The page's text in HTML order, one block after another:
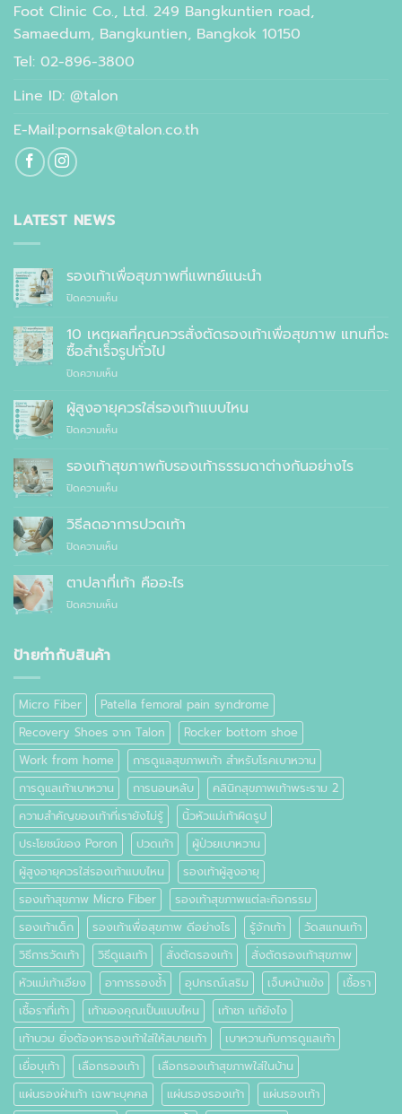
Foot Clinic Co., Ltd. 249 Bangkuntien road,
Samaedum, Bangkuntien, Bangkok 10150
Tel: 02-896-3800
Line ID: @talon
E-Mail:pornsak@talon.co.th
LATEST NEWS
รองเท้าเพื่อสุขภาพที่แพทย์แนะนำ
ปิดความเห็นบน
เพื่อ
สุขภาพ
ที่
แพทย์
10 เหตุผลที่คุณควรสั่งตัดรองเท้าเพื่อสุขภาพ แทนที่จะ
ซื้อสำเร็จรูปทั่วไป
ปิดความเห็นบน
เหตุผล
คุณ
สั่ง
ตัด
รองเท้า
สุขภาพ
สำเร็จรูป
ทั่วไป
ผู้สูงอายุควรใส่รองเท้าแบบไหน
ปิดความเห็นบน
สูง
อายุ
ควร
รองเท้า
ไหน
รองเท้าสุขภาพกับรองเท้าธรรมดาต่างกันอย่างไร
ปิดความเห็นบน
สุขภาพ
กับ
รองเท้า
ต่าง
อย่างไร
วิธีลดอาการปวดเท้า
ปิดความเห็นบน
ลด
อาการ
ปวด
ตาปลาที่เท้า คืออะไร
ปิดความเห็นบน
ป้ายกำกับสินค้า
Micro Fiber
Patella femoral pain syndrome
Recovery Shoes จาก Talon
Rocker bottom shoe
Work from home
การดูแลสุขภาพเท้า สำหรับโรคเบาหวาน
การดูแลเท้าเบาหวาน
การนอนหลับ
คลินิกสุขภาพเท้าพระราม 2
ความสำคัญของเท้าที่เรายังไม่รู้
นิ้วหัวแม่เท้าผิดรูป
ประโยชน์ของ Poron
ปวดเท้า
ผู้ป่วยเบาหวาน
ผู้สูงอายุควรใส่รองเท้าแบบไหน
รองเท้าผู้สูงอายุ
รองเท้าสุขภาพ Micro Fiber
รองเท้าสุขภาพแต่ละกิจกรรม
รองเท้าเด็ก
รองเท้าเพื่อสุขภาพ ดีอย่างไร รู้จักเท้า
วัดสแกนเท้า
วิธีการวัดเท้า
วิธีดูแลเท้า สั่งตัดรองเท้า
สั่งตัดรองเท้าสุขภาพ
หัวแม่เท้าเอียง
อาการรองช้ำ อุปกรณ์เสริม เจ็บหน้าแข้ง
เชื้อรา
เชื้อราที่เท้า
เท้าของคุณเป็นแบบไหน
เท้าชา แก้ยังไง
เท้าบวม ยิ่งต้องหารองเท้าใส่ให้สบายเท้า
เบาหวานกับการดูแลเท้า
เยื่อบุเท้า
เลือกรองเท้า
เลือกรองเท้าสุขภาพใส่ในบ้าน
แผ่นรองฝ่าเท้า เฉพาะบุคคล
แผ่นรองรองเท้า
แผ่นรองเท้า